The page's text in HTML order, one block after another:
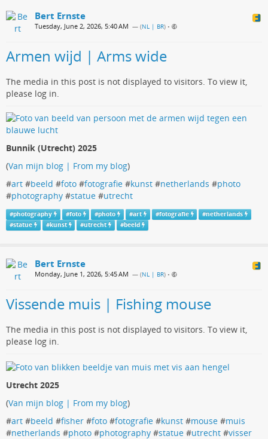
Bert Ernste
Tuesday, June 2, 2026, 5:40 AM — (NL | BR) •
Armen wijd | Arms wide
The media in this post is not displayed to visitors. To view it,
please log in.
Bunnik (Utrecht) 2025
(Van mijn blog | From my blog)
#art #beeld #foto #fotografie #kunst #netherlands #photo
#photography #statue #utrecht
#photography #foto #photo #art #fotografie #netherlands
#statue #kunst #utrecht #beeld
Bert Ernste
Monday, June 1, 2026, 5:45 AM — (NL | BR) •
Vissende muis | Fishing mouse
The media in this post is not displayed to visitors. To view it,
please log in.
Utrecht 2025
(Van mijn blog | From my blog)
#art #beeld #fisher #foto #fotografie #kunst #mouse #muis
#netherlands #photo #photography #statue #utrecht #visser